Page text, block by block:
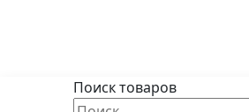
Поиск товаров